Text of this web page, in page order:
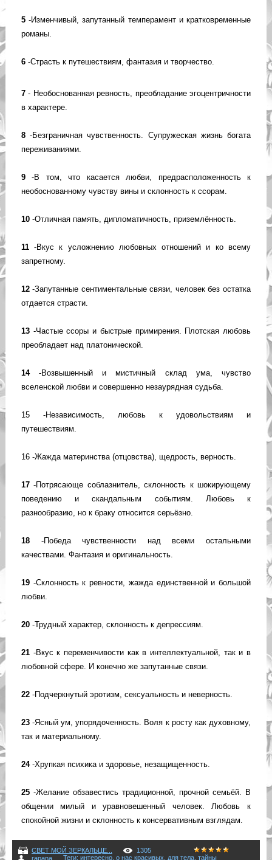
5-Изменчивый, запутанный темперамент и кратковременные
романы.
6-Страсть к путешествиям, фантазия и творчество.
7- Необоснованная ревность, преобладание эгоцентричности
в характере.
8-Безграничная чувственность. Супружеская жизнь богата
переживаниями.
9-В том, что касается любви, предрасположенность к
необоснованному чувству вины и склонность к ссорам.
10-Отличная память, дипломатичность, приземлённость.
11-Вкус к усложнению любовных отношений и ко всему
запретному.
12-Запутанные сентиментальные связи, человек без остатка
отдается страсти.
13 -Частые ссоры и быстрые примирения. Плотская любовь
преобладает над платонической.
14-Возвышенный и мистичный склад ума, чувство
вселенской любви и совершенно незаурядная судьба.
15 -Независимость, любовь к удовольствиям и
путешествиям.
16 -Жажда материнства (отцовства), щедрость, верность.
17-Потрясающе соблазнитель, склонность к шокирующему
поведению и скандальным событиям. Любовь к
разнообразию, но к браку относится серьёзно.
18-Победа чувственности над всеми остальными
качествами. Фантазия и оригинальность.
19-Склонность к ревности, жажда единственной и большой
любви.
20-Трудный характер, склонность к депрессиям.
21-Вкус к переменчивости как в интеллектуальной, так и в
любовной сфере. И конечно же запутанные связи.
22-Подчеркнутый эротизм, сексуальность и неверность.
23-Ясный ум, упорядоченность. Воля к росту как духовному,
так и материальному.
24-Хрупкая психика и здоровье, незащищенность.
25-Желание обзавестись традиционной, прочной семьёй. В
общении милый и уравновешенный человек. Любовь к
спокойной жизни и склонность к консервативным взглядам.
СВЕТ МОЙ ЗЕРКАЛЬЦЕ...
1305
rapana
Теги: интересно, о нас красивых для тела, тайны